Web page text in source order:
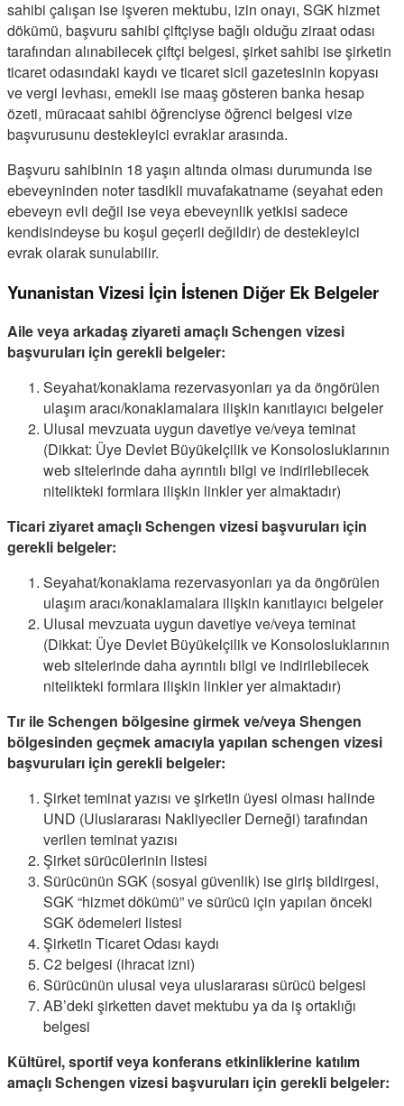
sahibi çalışan ise işveren mektubu, izin onayı, SGK hizmet
dökümü, başvuru sahibi çiftçiyse bağlı olduğu ziraat odası
tarafından alınabilecek çiftçi belgesi, şirket sahibi ise şirketin
ticaret odasındaki kaydı ve ticaret sicil gazetesinin kopyası
ve vergi levhası, emekli ise maaş gösteren banka hesap
özeti, müracaat sahibi öğrenciyse öğrenci belgesi vize
başvurusunu destekleyici evraklar arasında.
Başvuru sahibinin 18 yaşın altında olması durumunda ise
ebeveyninden noter tasdikli muvafakatname (seyahat eden
ebeveyn evli değil ise veya ebeveynlik yetkisi sadece
kendisindeyse bu koşul geçerli değildir) de destekleyici
evrak olarak sunulabilir.
Yunanistan Vizesi İçin İstenen Diğer Ek Belgeler
Aile veya arkadaş ziyareti amaçlı Schengen vizesi
başvuruları için gerekli belgeler:
Seyahat/konaklama rezervasyonları ya da öngörülen
ulaşım aracı/konaklamalara ilişkin kanıtlayıcı belgeler
Ulusal mevzuata uygun davetiye ve/veya teminat
(Dikkat: Üye Devlet Büyükelçilik ve Konsolosluklarının
web sitelerinde daha ayrıntılı bilgi ve indirilebilecek
nitelikteki formlara ilişkin linkler yer almaktadır)
Ticari ziyaret amaçlı Schengen vizesi başvuruları için
gerekli belgeler:
Seyahat/konaklama rezervasyonları ya da öngörülen
ulaşım aracı/konaklamalara ilişkin kanıtlayıcı belgeler
Ulusal mevzuata uygun davetiye ve/veya teminat
(Dikkat: Üye Devlet Büyükelçilik ve Konsolosluklarının
web sitelerinde daha ayrıntılı bilgi ve indirilebilecek
nitelikteki formlara ilişkin linkler yer almaktadır)
Tır ile Schengen bölgesine girmek ve/veya Shengen
bölgesinden geçmek amacıyla yapılan schengen vizesi
başvuruları için gerekli belgeler:
Şirket teminat yazısı ve şirketin üyesi olması halinde
UND (Uluslararası Nakliyeciler Derneği) tarafından
verilen teminat yazısı
Şirket sürücülerinin listesi
Sürücünün SGK (sosyal güvenlik) ise giriş bildirgesi,
SGK “hizmet dökümü” ve sürücü için yapılan önceki
SGK ödemeleri listesi
Şirketin Ticaret Odası kaydı
C2 belgesi (ihracat izni)
Sürücünün ulusal veya uluslararası sürücü belgesi
AB’deki şirketten davet mektubu ya da iş ortaklığı
belgesi
Kültürel, sportif veya konferans etkinliklerine katılım
amaçlı Schengen vizesi başvuruları için gerekli belgeler: